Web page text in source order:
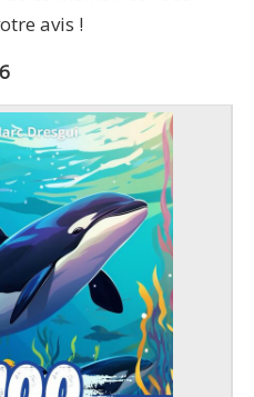
avis !